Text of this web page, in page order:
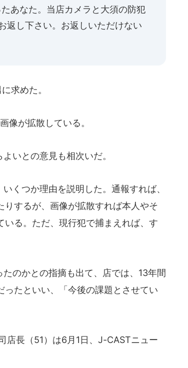
あなた。当店カメラと大須の防犯
返し下さい。お返しいただけない
求めた。
像が拡散している。
いとの意見も相次いだ。
くつか理由を説明した。通報すれば、
するが、画像が拡散すれば本人やそ
る。ただ、現行犯で捕まえれば、す
のかとの指摘も出て、店では、13年間
たといい、「今後の課題とさせてい
店長（51）は6月1日、J-CASTニュー